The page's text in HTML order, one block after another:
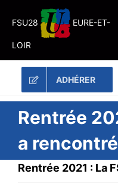
FSU28 EURE-ET-
LOIR
ADHÉRER
Rentrée
a rencontré
Rentrée 2021 : La